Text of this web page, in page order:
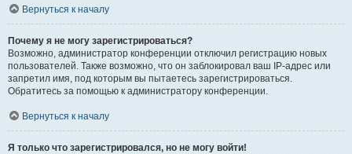
Вернуться к началу
Почему я не могу зарегистрироваться?
Возможно, администратор конференции отключил регистрацию новых
пользователей. Также возможно, что он заблокировал ваш IP-адрес или
запретил имя, под которым вы пытаетесь зарегистрироваться.
Обратитесь за помощью к администратору конференции.
Вернуться к началу
Я только что зарегистрировался, но не могу войти!